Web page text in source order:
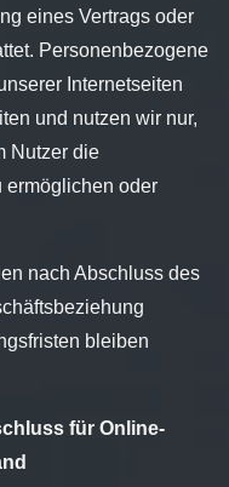
eines Vertrags oder
Personenbezogene
Internetseiten
und nutzen wir nur,
Nutzer die
ermöglichen oder
nach Abschluss des
bleiben
für Online-